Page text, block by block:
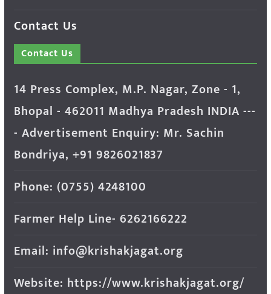
Contact Us
Contact Us
14 Press Complex, M.P. Nagar, Zone - 1,
Bhopal - 462011 Madhya Pradesh INDIA ---
- Advertisement Enquiry: Mr. Sachin
Bondriya, +91 9826021837
Phone: (0755) 4248100
Farmer Help Line- 6262166222
Email: info@krishakjagat.org
Website: https://www.krishakjagat.org/